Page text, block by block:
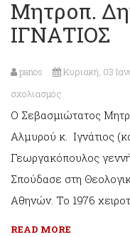
Μητροπ.
ΙΓΝΑΤΙΟΣ
panos Κυριακή, 03
σχολιασμός
Μητροπ.
Δημητριάδος
ΙΓΝΑΤΙΟΣ
Ο Σεβασμιώτατος
Αλμυρού κ. Ιγνάτιος
Γεωργακόπουλος
Σπούδασε στη
Αθηνών. Το 1976
READ MORE